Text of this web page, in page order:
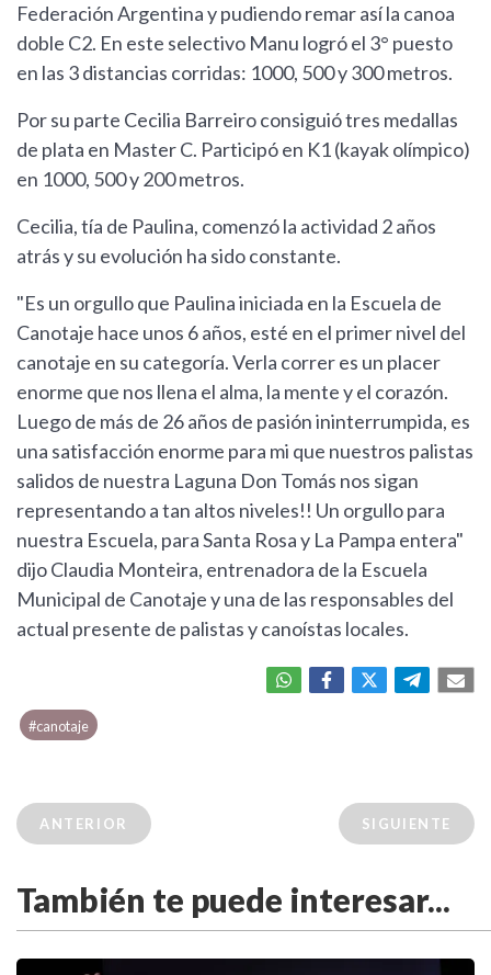
Federación Argentina y pudiendo remar así la canoa
doble C2. En este selectivo Manu logró el 3° puesto
en las 3 distancias corridas: 1000, 500 y 300 metros.
Por su parte Cecilia Barreiro consiguió tres medallas
de plata en Master C. Participó en K1 (kayak olímpico)
en 1000, 500 y 200 metros.
Cecilia, tía de Paulina, comenzó la actividad 2 años
atrás y su evolución ha sido constante.
"Es un orgullo que Paulina iniciada en la Escuela de
Canotaje hace unos 6 años, esté en el primer nivel del
canotaje en su categoría. Verla correr es un placer
enorme que nos llena el alma, la mente y el corazón.
Luego de más de 26 años de pasión ininterrumpida, es
una satisfacción enorme para mi que nuestros palistas
salidos de nuestra Laguna Don Tomás nos sigan
representando a tan altos niveles!! Un orgullo para
nuestra Escuela, para Santa Rosa y La Pampa entera"
dijo Claudia Monteira, entrenadora de la Escuela
Municipal de Canotaje y una de las responsables del
actual presente de palistas y canoístas locales.
#canotaje
ANTERIOR SIGUIENTE
También te puede interesar...